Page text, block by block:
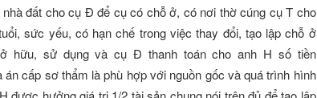
đất cho cụ Đ để cụ có chỗ ở, có nơi thờ cúng cụ T cho
sức yếu, có hạn chế trong việc thay đổi, tạo lập chỗ ở
hữu, sử dụng và cụ Đ thanh toán cho anh H số tiền
án cấp sơ thẩm là phù hợp với nguồn gốc và quá trình hình